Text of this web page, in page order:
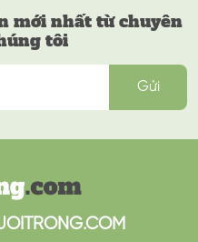
mới nhất từ chuyên
tôi